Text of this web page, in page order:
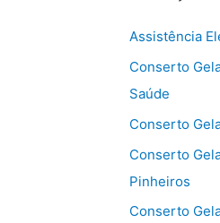
Assistência
Conserto
Saúde
Conserto
Conserto
Pinheiros
Conserto